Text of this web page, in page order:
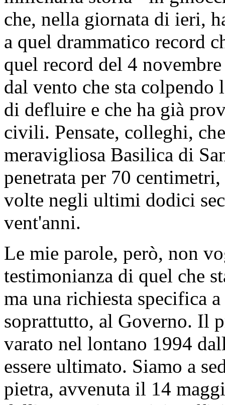
che, nella giornata di ieri,
a quel drammatico record
quel record del 4
dal vento che sta colpendo
di defluire e che ha già
civili. Pensate, colleghi,
meravigliosa Basilica di
penetrata per 70
volte negli ultimi dodici
vent'anni.
Le mie parole, però, non
testimonianza di quel che
ma una richiesta specifica
soprattutto, al Governo. Il
varato nel lontano 1994
essere ultimato. Siamo a
pietra, avvenuta il 14